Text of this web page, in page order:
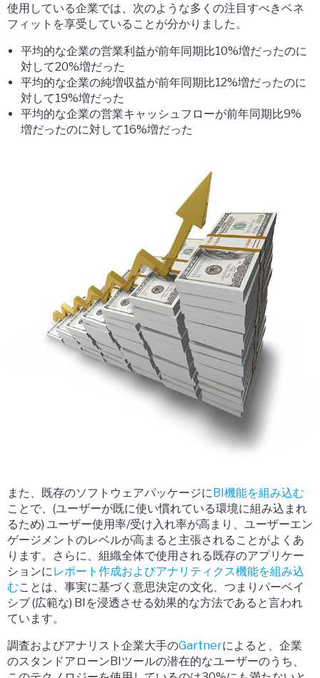
使用している企業では、次のような多くの注目すべきベネ
フィットを享受していることが分かりました。
平均的な企業の営業利益が前年同期比10%増だったのに
対して20%増だった
平均的な企業の純増収益が前年同期比12%増だったのに
対して19%増だった
平均的な企業の営業キャッシュフローが前年同期比9%
増だったのに対して16%増だった
また、既存のソフトウェアパッケージにBI機能を組み込む
ことで、(ユーザーが既に使い慣れている環境に組み込まれ
るため) ユーザー使用率/受け入れ率が高まり、ユーザーエン
ゲージメントのレベルが高まると主張されることがよくあ
ります。さらに、組織全体で使用される既存のアプリケー
ションにレポート作成およびアナリティクス機能を組み込
むことは、事実に基づく意思決定の文化、つまりパーベイ
シブ (広範な) BIを浸透させる効果的な方法であると言われ
ています。
調査およびアナリスト企業大手のGartnerによると、企業
のスタンドアローンBIツールの潜在的なユーザーのうち、